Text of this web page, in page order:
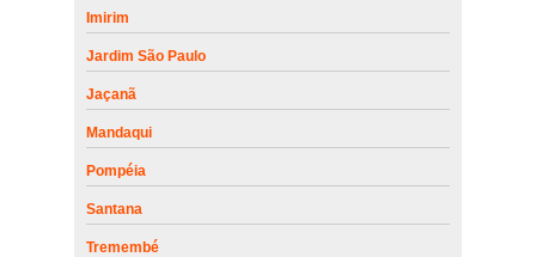
Imirim
Jardim São Paulo
Jaçanã
Mandaqui
Pompéia
Santana
Tremembé